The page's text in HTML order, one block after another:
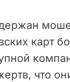
карт
что